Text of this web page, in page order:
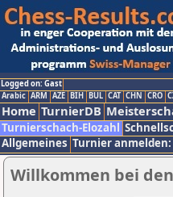
Logged on: Gast
Arabic ARM AZE BIH BUL CAT CHN CRO
Home TurnierDB
Turnierschach-Elozahl
Allgemeines Turnier anmelden:
Willkommen bei